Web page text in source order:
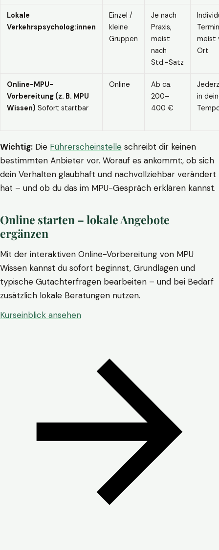
Lokale
Verkehrspsycholog:innen
Einzel /
kleine
Gruppen
Je nach
Praxis,
meist
nach
Std.-Satz
meist
Ort
Online-MPU-
Vorbereitung (z. B. MPU
Wissen) Sofort startbar
Online
Ab ca.
200–
400 €
in
Wichtig: Die Führerscheinstelle schreibt dir keinen
bestimmten Anbieter vor. Worauf es ankommt:, ob sich
dein Verhalten glaubhaft und nachvollziehbar verändert
hat – und ob du das im MPU-Gespräch erklären kannst.
Online starten – lokale Angebote
ergänzen
Mit der interaktiven Online-Vorbereitung von MPU
Wissen kannst du sofort beginnst, Grundlagen und
typische Gutachterfragen bearbeiten – und bei Bedarf
zusätzlich lokale Beratungen nutzen.
Kurseinblick ansehen